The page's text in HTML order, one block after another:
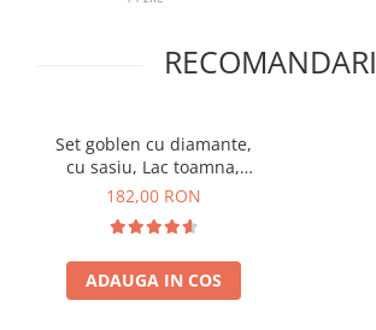
RECOMANDARI
Set goblen cu diamante,
cu sasiu, Lac toamna,
40x50 cm
182,00 RON
ADAUGA IN COS